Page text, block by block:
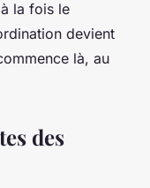
la fois le
devient
là, au
des